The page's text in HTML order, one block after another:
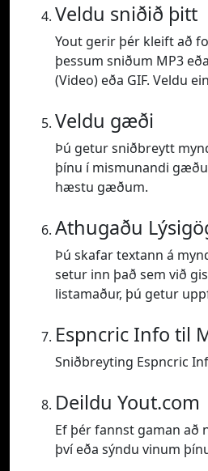
Veldu sniðið þitt
Yout gerir þér kleift að
þessum sniðum MP3
(Video) eða GIF. Veldu
Veldu gæði
Þú getur sniðbreytt
þínu í mismunandi
hæstu gæðum.
Athugaðu
Þú skafar textann á
setur inn það sem við
listamaður, þú getur
Espncric Info til
Sniðbreyting Espncric
Deildu Yout.com
Ef þér fannst gaman að
því eða sýndu vinum